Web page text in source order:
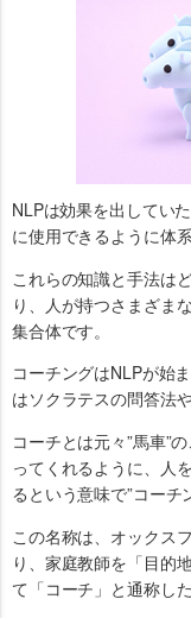
NLPは効果を出してい
に使用できるように体
これらの知識と手法は
り、人が持つさまざま
集合体です。
コーチングはNLPが始
はソクラテスの問答法
コーチとは元々”馬車”
ってくれるように、人
るという意味で”コーチ
この名称は、オックス
り、家庭教師を「目的
て「コーチ」と通称し